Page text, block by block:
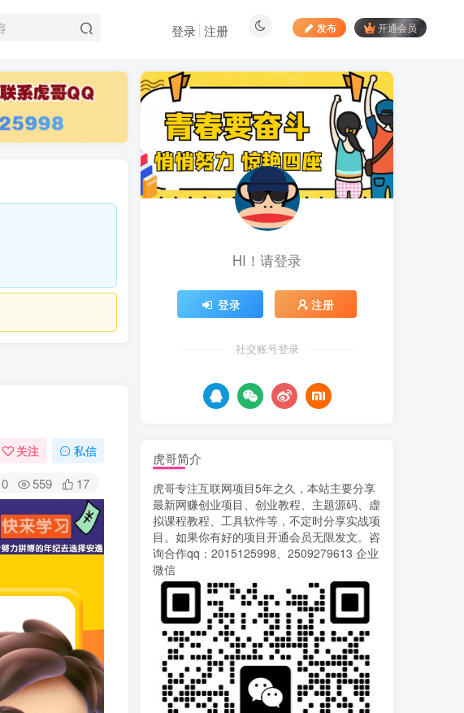
发布 开通会员
登录 注册
关注 私信
0 559 17
最新文章
1 居家拍视频 苹果手动采
集项目 第一人称视角手部操
作视频采集 一天收入轻松百
元起1小时前 878
2 向日葵拉新接码平台，一
个号码可撸120+，号码多的
翻倍
5天前
最新海外僵尸防御之战游
150+
目，一部手机轻松日赚
载安装app即可获取高额收
益
5
自媒体代发文章项目 一
程托管模式，零成本躺赚
6天前 521
7
Codex自动化运营X，月
入千刀，5000字干货 献给
625
8
运营几年的熊猫平台任务
点赞关注播放收藏任务自动
化项目 单号5-10+收益 可批
量
9天前 748
9 苏宁自动化采集，电脑挂
机项目复活，稳定50+ 可批
HI！请登录
登录 注册
社交账号登录
虎哥简介
虎哥专注互联网项目5年之久，本站主要分享
最新网赚创业项目、创业教程、主题源码、虚
拟课程教程、工具软件等，不定时分享实战项
目。如果你有好的项目开通会员无限发文。咨
询合作qq：2015125998、2509279613 企业
微信